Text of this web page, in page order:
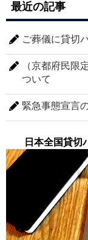
最近の記事
ご葬儀に貸切
（京都府民限
ついて
緊急事態宣言
日本全国貸切